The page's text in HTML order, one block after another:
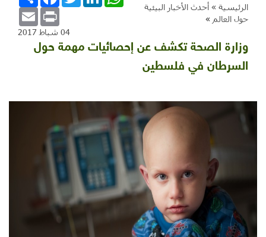
الرئيسية » أحدث الأخبار البيئية
حول العالم »
Email Print
04 شباط 2017
وزارة الصحة تكشف عن إحصائيات مهمة حول
السرطان في فلسطين